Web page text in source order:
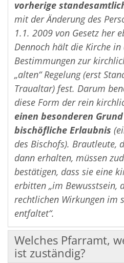
vorherige
mit der Änderung des
1.1. 2009 von Gesetz her
Dennoch hält die Kirche
Bestimmungen zur
„alten“ Regelung (erst
Traualtar) fest. Darum
diese Form der rein
einen besonderen
bischöfliche Erlaubnis
des Bischofs). Brautleute,
dann erhalten, müssen
bestätigen, dass sie eine
erbitten „im Bewusstsein,
rechtlichen Wirkungen im
entfaltet“.
Welches Pfarramt,
ist zuständig?